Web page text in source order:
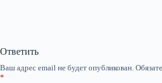
Ответить
Ваш адрес email не будет опубликован.
*